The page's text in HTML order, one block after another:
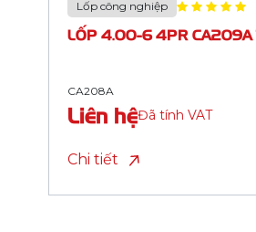
Lốp công nghiệp
LỐP 4.10/3.50-4 4PR
CA205A
Liên hệĐã tính VAT
Chi tiết